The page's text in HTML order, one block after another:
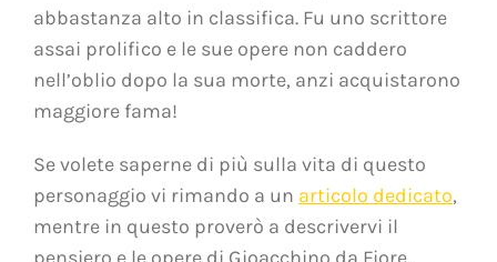
abbastanza alto in classifica. Fu uno scrittore
assai prolifico e le sue opere non caddero
nell’oblio dopo la sua morte, anzi acquistarono
maggiore fama!
Se volete saperne di più sulla vita di questo
personaggio vi rimando a un articolo dedicato,
mentre in questo proverò a descrivervi il